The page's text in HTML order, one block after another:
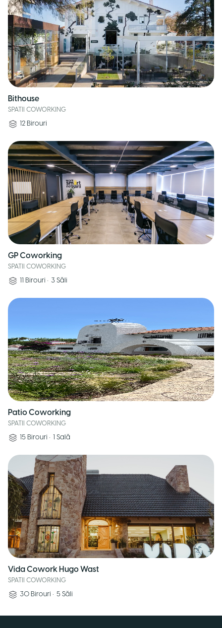
Bithouse
SPATII COWORKING
12 Birouri
GP Coworking
SPATII COWORKING
11 Birouri • 3 Săli
Patio Coworking
SPATII COWORKING
15 Birouri • 1 Sală
Vida Cowork Hugo Wast
SPATII COWORKING
30 Birouri • 5 Săli